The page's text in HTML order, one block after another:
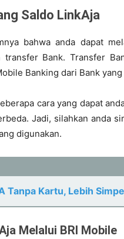
Saldo LinkAja
bahwa anda dapat
transfer Bank. Transfer
Banking dari Bank
cara yang dapat
Jadi, silahkan anda
digunakan.
Tanpa Kartu, Lebih
Melalui BRI Mobile